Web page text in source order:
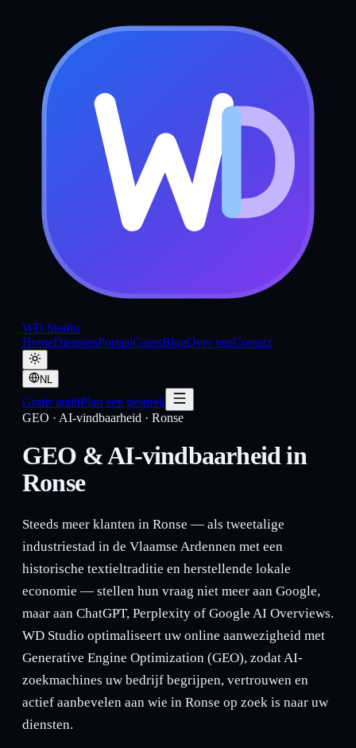
WD.Studio
HomeDienstenPortaalCasesBlogOver onsContact
NL
Gratis auditPlan een gesprek
GEO · AI-vindbaarheid · Ronse
GEO & AI-vindbaarheid in
Ronse
Steeds meer klanten in Ronse — als tweetalige
industriestad in de Vlaamse Ardennen met een
historische textieltraditie en herstellende lokale
economie — stellen hun vraag niet meer aan Google,
maar aan ChatGPT, Perplexity of Google AI Overviews.
WD Studio optimaliseert uw online aanwezigheid met
Generative Engine Optimization (GEO), zodat AI-
zoekmachines uw bedrijf begrijpen, vertrouwen en
actief aanbevelen aan wie in Ronse op zoek is naar uw
diensten.